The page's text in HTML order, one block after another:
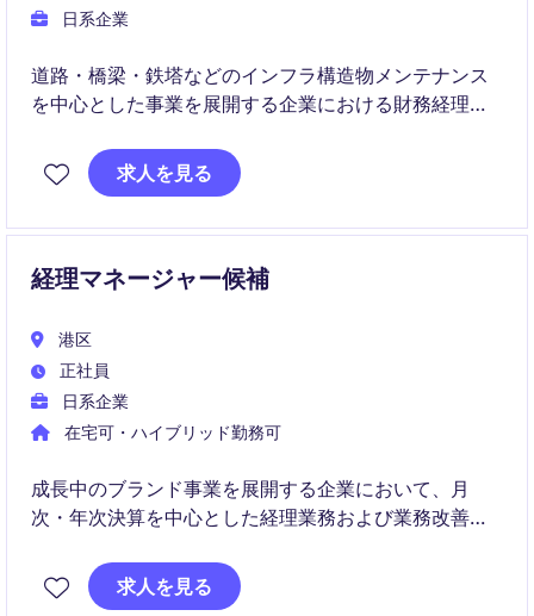
日系企業
道路・橋梁・鉄塔などのインフラ構造物メンテナンス
を中心とした事業を展開する企業における財務経理部
プロセスと戦略の実行を担っていただきます。金融サ
ービス業界の専門知識を活かし、企業の成長を支える
求人を見る
経理マネージャー候補
港区
正社員
日系企業
在宅可・ハイブリッド勤務可
成長中のブランド事業を展開する企業において、月
次・年次決算を中心とした経理業務および業務改善・
複数グループ会社の経理を横断的に担当しながら、組
求人を見る